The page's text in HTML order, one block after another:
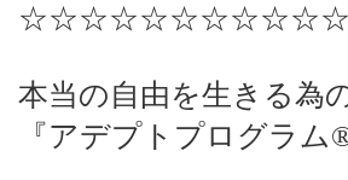
本当の自由を生きる為
『アデプトプログラム®︎